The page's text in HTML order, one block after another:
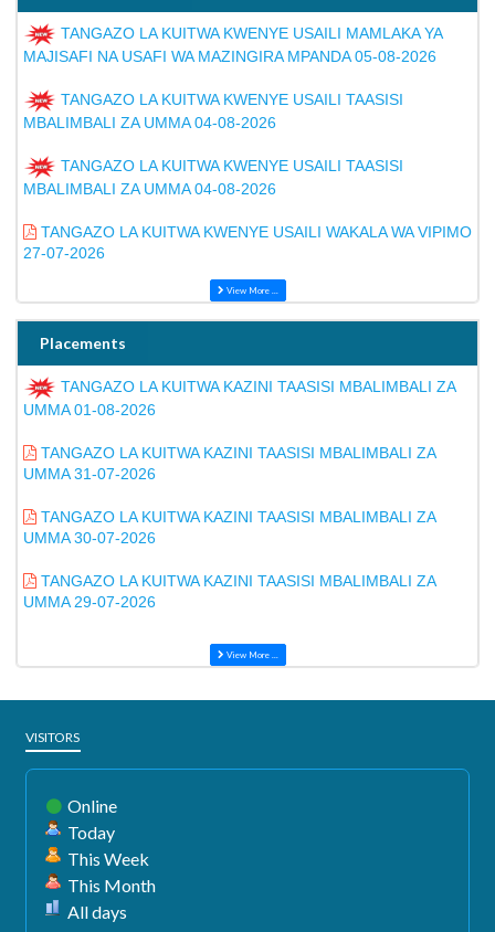
TANGAZO LA KUITWA KWENYE USAILI MAMLAKA YA
MAJISAFI NA USAFI WA MAZINGIRA MPANDA 05-08-2026
TANGAZO LA KUITWA KWENYE USAILI TAASISI
MBALIMBALI ZA UMMA 04-08-2026
TANGAZO LA KUITWA KWENYE USAILI TAASISI
MBALIMBALI ZA UMMA 04-08-2026
TANGAZO LA KUITWA KWENYE USAILI WAKALA WA VIPIMO
27-07-2026
View More ...
Placements
TANGAZO LA KUITWA KAZINI TAASISI MBALIMBALI ZA
UMMA 01-08-2026
TANGAZO LA KUITWA KAZINI TAASISI MBALIMBALI ZA
UMMA 31-07-2026
TANGAZO LA KUITWA KAZINI TAASISI MBALIMBALI ZA
UMMA 30-07-2026
TANGAZO LA KUITWA KAZINI TAASISI MBALIMBALI ZA
UMMA 29-07-2026
View More ...
VISITORS
Online
Today
This Week
This Month
All days